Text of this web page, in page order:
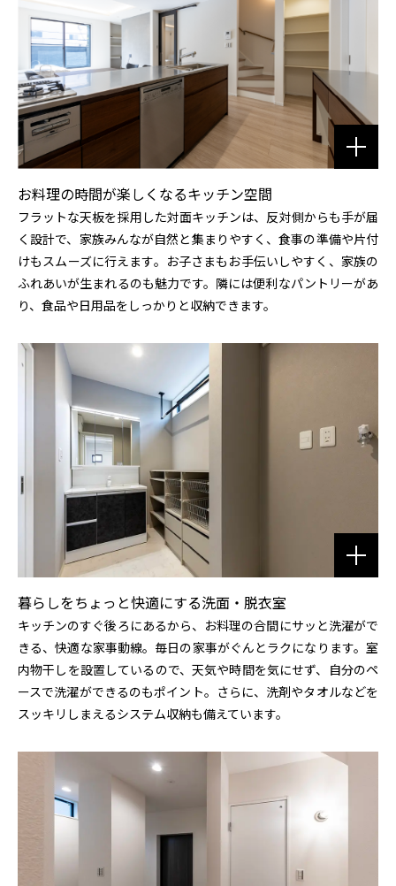
お料理の時間が楽しくなるキッチン空間
フラットな天板を採用した対面キッチンは、反対側からも手が届
く設計で、家族みんなが自然と集まりやすく、食事の準備や片付
けもスムーズに行えます。お子さまもお手伝いしやすく、家族の
ふれあいが生まれるのも魅力です。隣には便利なパントリーがあ
り、食品や日用品をしっかりと収納できます。
暮らしをちょっと快適にする洗面・脱衣室
キッチンのすぐ後ろにあるから、お料理の合間にサッと洗濯がで
きる、快適な家事動線。毎日の家事がぐんとラクになります。室
内物干しを設置しているので、天気や時間を気にせず、自分のペ
ースで洗濯ができるのもポイント。さらに、洗剤やタオルなどを
スッキリしまえるシステム収納も備えています。